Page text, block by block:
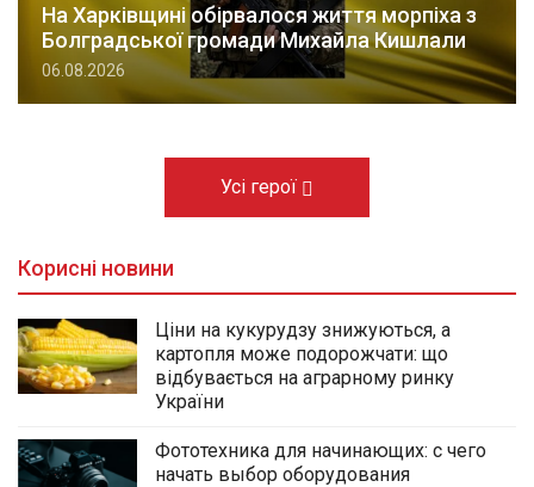
На Харківщині обірвалося життя морпіха з
Болградської громади Михайла Кишлали
06.08.2026
Усі герої
Корисні новини
Ціни на кукурудзу знижуються, а
картопля може подорожчати: що
відбувається на аграрному ринку
України
Фототехника для начинающих: с чего
начать выбор оборудования